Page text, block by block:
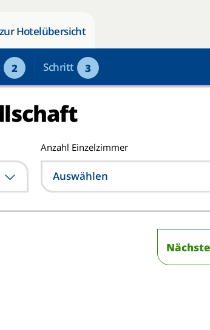
Hotelübersicht
2 Schritt 3
Anzahl Einzelzimmer
Auswählen